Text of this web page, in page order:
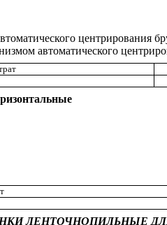
втоматического центрирования
автоматического центри
ЛЕНТОЧНОПИЛЬНЫЕ